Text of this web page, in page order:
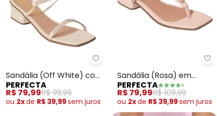
Perfecta - Sandália (Off
Sandália (Off White) com
Detalhe em Strass
PERFECTA
R$ 79,99R$ 99,99
ou 2xde R$ 39,99sem juros
Sandália (Rosa) em
Sisntético
PERFECTA
R$ 79,99R$ 109,99
ou 2xde R$ 39,99sem juros